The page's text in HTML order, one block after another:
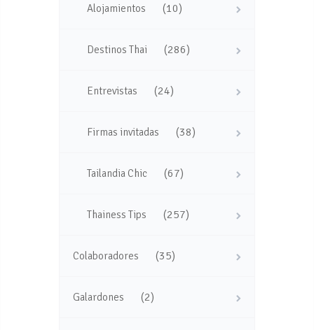
Alojamientos (10)
Destinos Thai (286)
Entrevistas (24)
Firmas invitadas (38)
Tailandia Chic (67)
Thainess Tips (257)
Colaboradores (35)
Galardones (2)